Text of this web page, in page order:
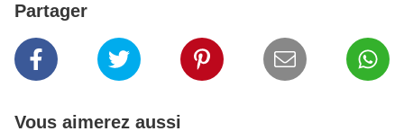
Partager
Vous aimerez aussi